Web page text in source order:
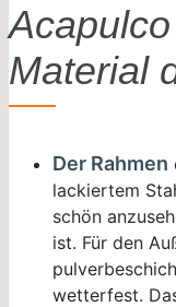
Material
Der Rahmen
lackiertem
schön
ist. Für den
wetterfest.